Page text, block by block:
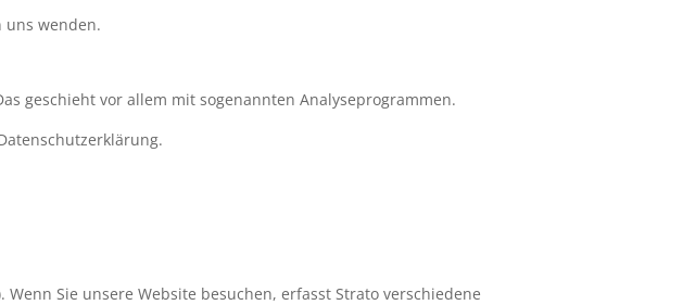
uns wenden.
geschieht vor allem mit sogenannten Analyseprogrammen.
Sie unsere Website besuchen, erfasst Strato verschiedene